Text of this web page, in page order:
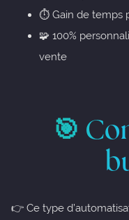
⏱️ Gain de temps
🧩 100%
vente
🎯
👉 Ce type